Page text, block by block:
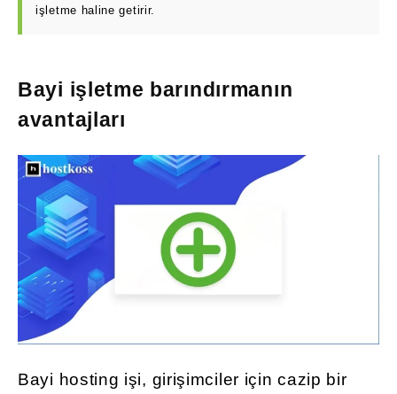
işletme haline getirir.
Bayi işletme barındırmanın
avantajları
Bayi hosting işi, girişimciler için cazip bir